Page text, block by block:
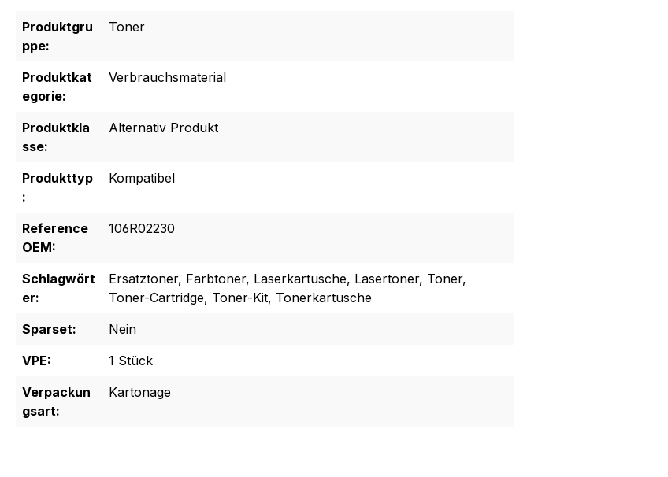
Produktgru
ppe:
Toner
Produktkat
egorie:
Verbrauchsmaterial
Produktkla
sse:
Alternativ Produkt
Produkttyp
:
Kompatibel
Reference
OEM:
106R02230
Schlagwört
er:
Ersatztoner, Farbtoner, Laserkartusche, Lasertoner, Toner,
Toner-Cartridge, Toner-Kit, Tonerkartusche
Sparset:
Nein
VPE:
1 Stück
Verpackun
gsart:
Kartonage